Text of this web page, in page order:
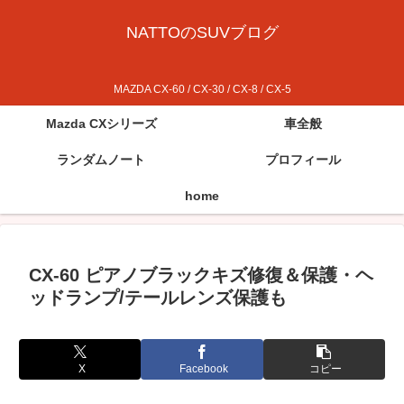
NATTOのSUVブログ
MAZDA CX-60 / CX-30 / CX-8 / CX-5
Mazda CXシリーズ 車全般
ランダムノート プロフィール
home
CX-60 ピアノブラックキズ修復＆保護・ヘ
ッドランプ/テールレンズ保護も
X Facebook コピー